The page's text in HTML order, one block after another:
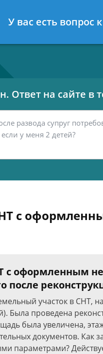
42-15
Ответ на сайте в
с
с оформленным
после
участок в СНТ,
Была проведена
была увеличена,
документов. Как
параметрами?
У вас есть вопрос